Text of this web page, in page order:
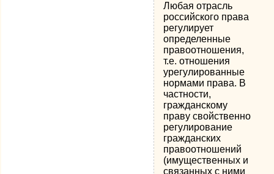
Любая отрасль
российского права
регулирует
определенные
правоотношения,
т.е. отношения
урегулированные
нормами права. В
частности,
гражданскому
праву свойственно
регулирование
гражданских
правоотношений
(имущественных и
связанных с ними